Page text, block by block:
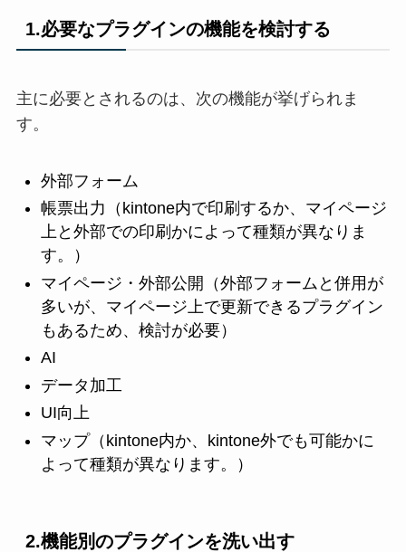
1.必要なプラグインの機能を検討する
主に必要とされるのは、次の機能が挙げられま
す。
外部フォーム
帳票出力（kintone内で印刷するか、マイページ
上と外部での印刷かによって種類が異なりま
す。）
マイページ・外部公開（外部フォームと併用が
多いが、マイページ上で更新できるプラグイン
もあるため、検討が必要）
AI
データ加工
UI向上
マップ（kintone内か、kintone外でも可能かに
よって種類が異なります。）
2.機能別のプラグインを洗い出す